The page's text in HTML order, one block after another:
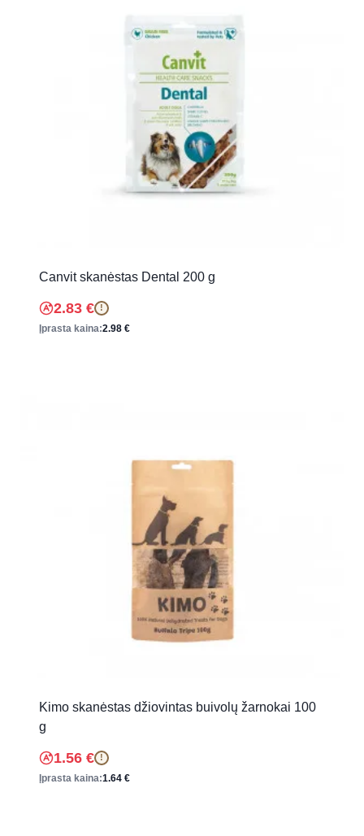
Canvit skanėstas Dental 200 g
2.83 € !
Įprasta kaina:2.98 €
Kimo skanėstas džiovintas buivolų žarnokai 100
g
1.56 € !
Įprasta kaina:1.64 €